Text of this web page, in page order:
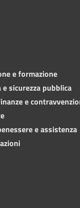
e formazione
sicurezza pubblica
e
e assistenza